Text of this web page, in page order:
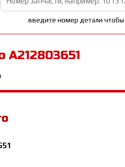
введите номер детали чтобы
A212803651